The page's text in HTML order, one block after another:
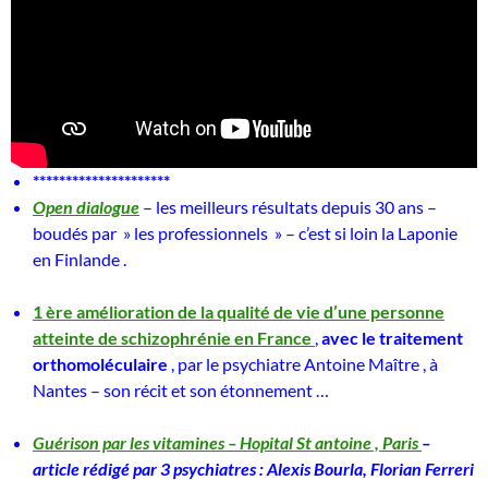
*********************
Open dialogue – les meilleurs résultats depuis 30 ans –
boudés par » les professionnels » – c’est si loin la Laponie
en Finlande .
1 ère amélioration de la qualité de vie d’une personne
atteinte de schizophrénie en France ,avec le traitement
orthomoléculaire , par le psychiatre Antoine Maître , à
Nantes – son récit et son étonnement …
Guérison par les vitamines – Hopital St antoine , Paris –
article rédigé par 3 psychiatres : Alexis Bourla, Florian Ferreri